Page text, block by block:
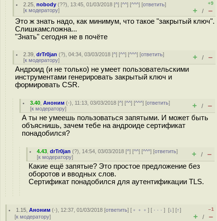
2.25 ,nobody (??), 13:45, 01/03/2018 [^] [^^] [^^^] [ответить]
[к модератору]
+9
+ / –
Это ж знать надо, как минимум, что такое "закрытый ключ".
Слишкамсложна...
"Знать" сегодня не в почёте
2.39 ,drTr0jan (?), 04:34, 03/03/2018 [^] [^^] [^^^] [ответить]
[к модератору] + / –
Андроид (и не только) не умеет пользовательскими
инструментами генерировать закрытый ключ и
формировать CSR.
3.40 ,Аноним (-), 11:13, 03/03/2018 [^] [^^] [^^^] [ответить]
[к модератору] + / –
А ты не умеешь пользоваться запятыми. И может быть
объяснишь, зачем тебе на андроиде сертификат
понадобился?
4.43 ,drTr0jan (?), 14:54, 03/03/2018 [^] [^^] [^^^] [ответить]
[к модератору] + / –
Какие ещё запятые? Это простое предложение без
оборотов и вводных слов.
Сертификат понадобился для аутентификации TLS.
1.15 ,Аноним (-), 12:37, 01/03/2018 [ответить] [ ﹢﹢﹢] [ · · ·][↓] [↑]
[к модератору]
–1
+ / –